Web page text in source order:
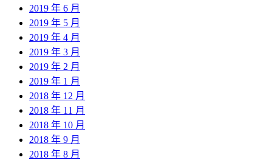
2019 年 6 月
2019 年 5 月
2019 年 4 月
2019 年 3 月
2019 年 2 月
2019 年 1 月
2018 年 12 月
2018 年 11 月
2018 年 10 月
2018 年 9 月
2018 年 8 月